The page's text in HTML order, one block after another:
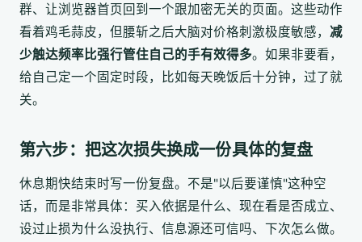
群、让浏览器首页回到一个跟加密无关的页面。这些动作
看着鸡毛蒜皮，但腰斩之后大脑对价格刺激极度敏感， 减
少触达频率比强行管住自己的手有效得多。如果非要看，
给自己定一个固定时段，比如每天晚饭后十分钟，过了就
关。
第六步：把这次损失换成一份具体的复盘
休息期快结束时写一份复盘。不是"以后要谨慎"这种空
话，而是非常具体：买入依据是什么、现在看是否成立、
设过止损为什么没执行、信息源还可信吗、下次怎么做。